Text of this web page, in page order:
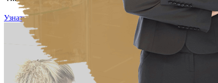
Узнать подробнее